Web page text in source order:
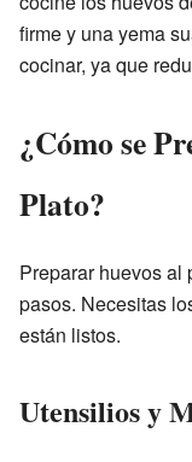
firme y una yema
cocinar, ya que
¿Cómo se
Plato?
Preparar huevos al
pasos. Necesitas
están listos.
Utensilios y